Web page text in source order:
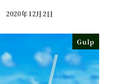
2020年12月2日
Gulp